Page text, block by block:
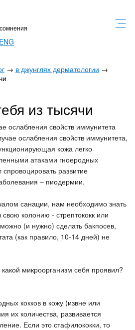
ENG
→ в джунглях дерматологии →
из тысячи
ослабления свойств иммунитета
ослабления свойств иммунитета,
кожа легко
атаками гноеродных
развитие
– пиодермии.
санации, нам необходимо знать
свою колонию - стрептококк или
(и нужно) сделать бакпосев,
(как правило, 10-14 дней) не
микроорганизм себя проявил?
кокков в кожу (извне или
их количества, развивается
Если это стафилококки, то